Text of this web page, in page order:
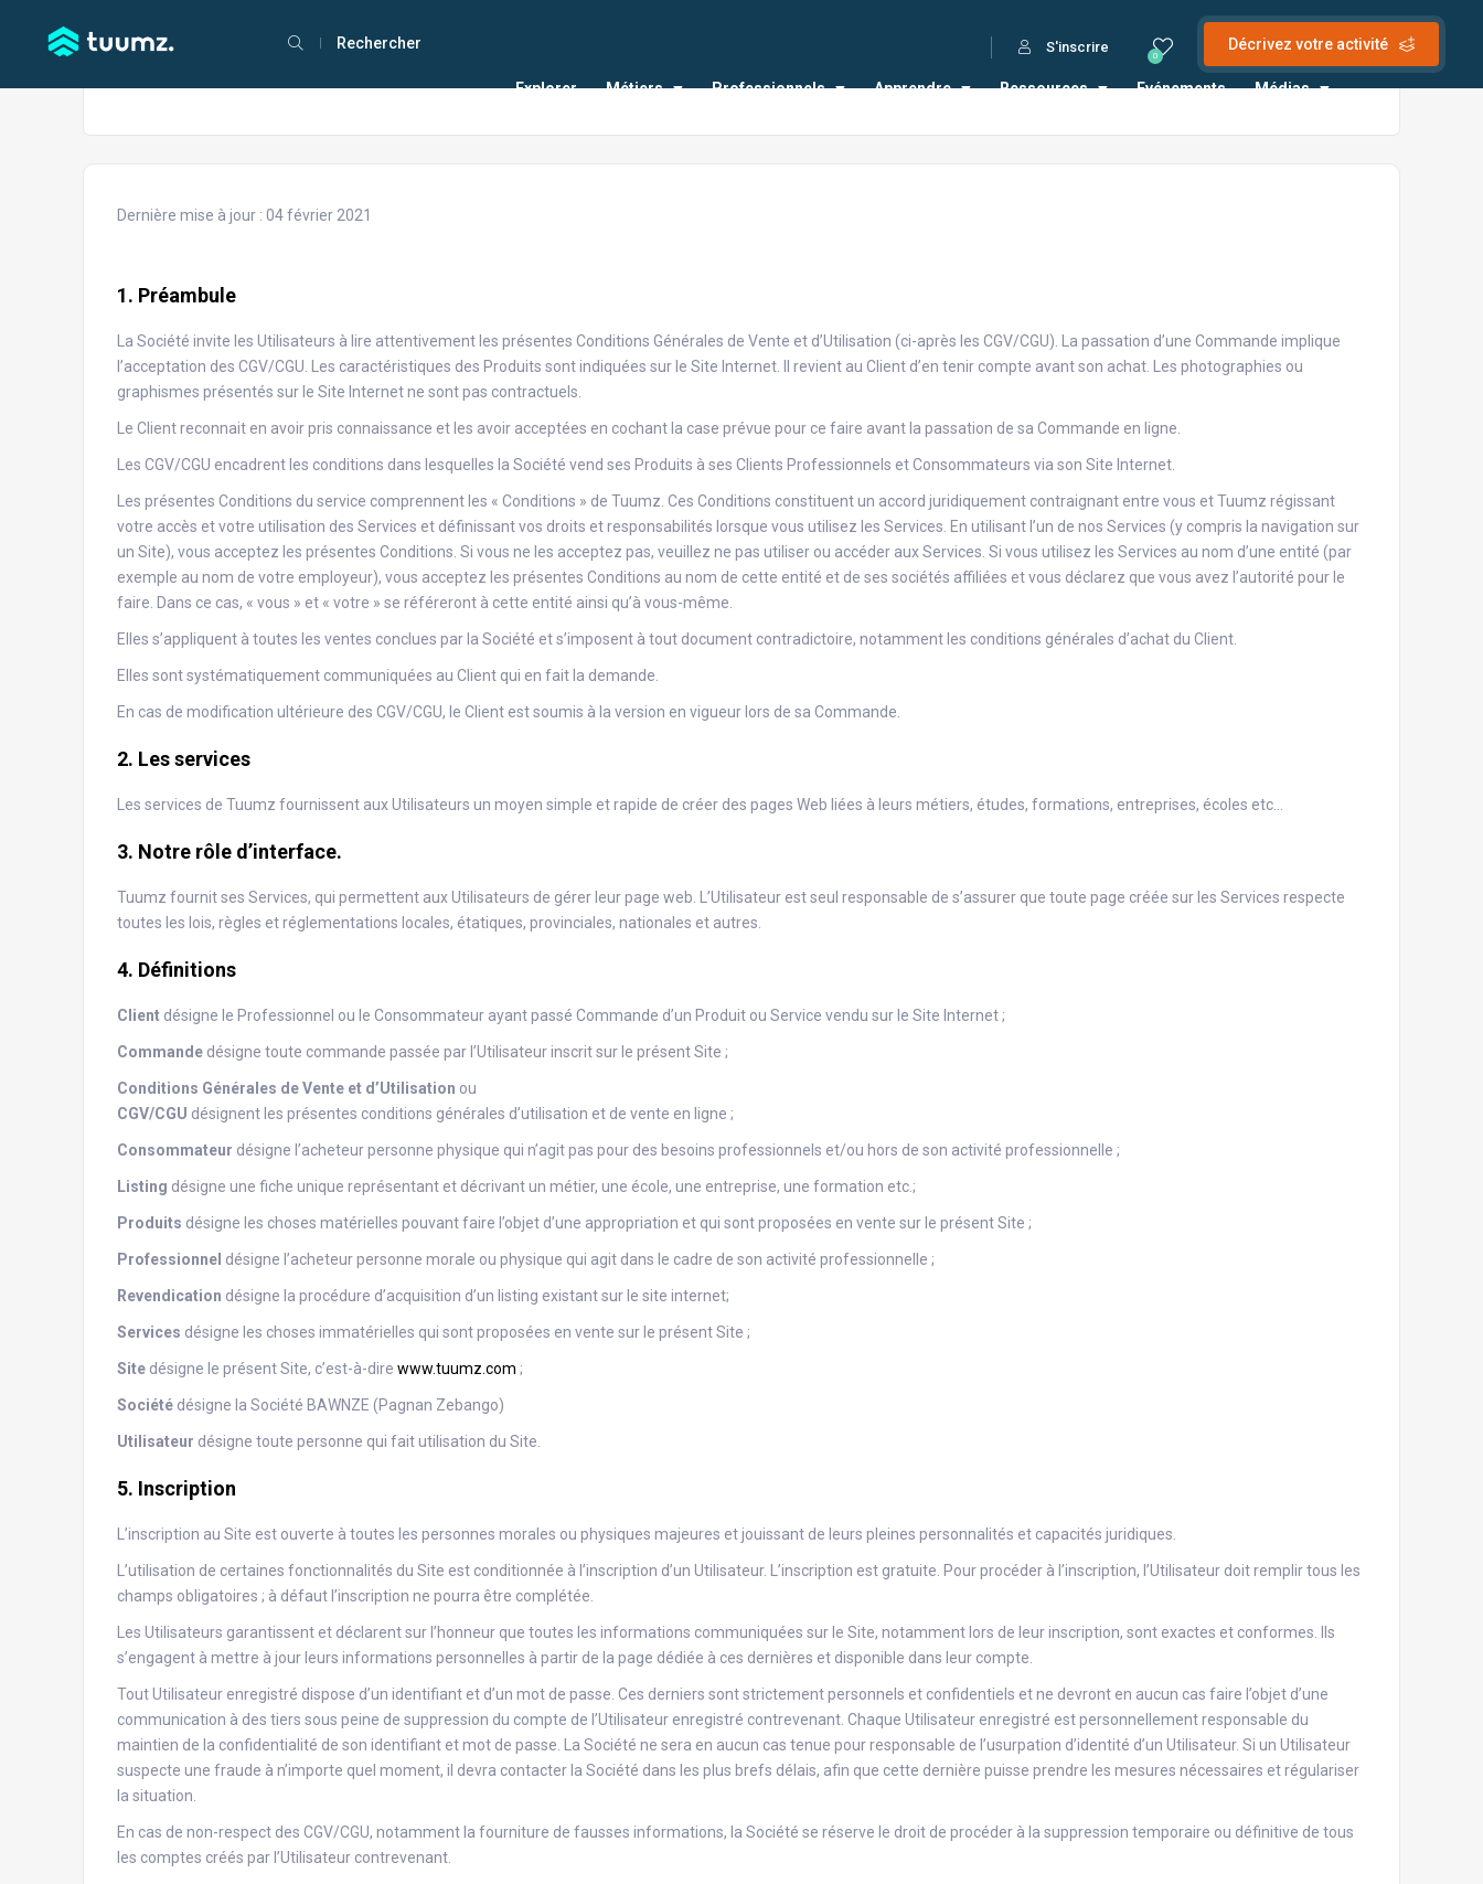
Rechercher Décrivez votre activité
0
S'inscrire
Explorer Métiers Professionnels Apprendre Ressources Evénements Médias
Dernière mise à jour : 04 février 2021
1. Préambule
La Société invite les Utilisateurs à lire attentivement les présentes Conditions Générales de Vente et d’Utilisation (ci-après les CGV/CGU). La passation d’une Commande implique
l’acceptation des CGV/CGU. Les caractéristiques des Produits sont indiquées sur le Site Internet. Il revient au Client d’en tenir compte avant son achat. Les photographies ou
graphismes présentés sur le Site Internet ne sont pas contractuels.
Le Client reconnait en avoir pris connaissance et les avoir acceptées en cochant la case prévue pour ce faire avant la passation de sa Commande en ligne.
Les CGV/CGU encadrent les conditions dans lesquelles la Société vend ses Produits à ses Clients Professionnels et Consommateurs via son Site Internet.
Les présentes Conditions du service comprennent les « Conditions » de Tuumz. Ces Conditions constituent un accord juridiquement contraignant entre vous et Tuumz régissant
votre accès et votre utilisation des Services et définissant vos droits et responsabilités lorsque vous utilisez les Services. En utilisant l’un de nos Services (y compris la navigation sur
un Site), vous acceptez les présentes Conditions. Si vous ne les acceptez pas, veuillez ne pas utiliser ou accéder aux Services. Si vous utilisez les Services au nom d’une entité (par
exemple au nom de votre employeur), vous acceptez les présentes Conditions au nom de cette entité et de ses sociétés affiliées et vous déclarez que vous avez l’autorité pour le
faire. Dans ce cas, « vous » et « votre » se référeront à cette entité ainsi qu’à vous-même.
Elles s’appliquent à toutes les ventes conclues par la Société et s’imposent à tout document contradictoire, notamment les conditions générales d’achat du Client.
Elles sont systématiquement communiquées au Client qui en fait la demande.
En cas de modification ultérieure des CGV/CGU, le Client est soumis à la version en vigueur lors de sa Commande.
2. Les services
Les services de Tuumz fournissent aux Utilisateurs un moyen simple et rapide de créer des pages Web liées à leurs métiers, études, formations, entreprises, écoles etc…
3. Notre rôle d’interface.
Tuumz fournit ses Services, qui permettent aux Utilisateurs de gérer leur page web. L’Utilisateur est seul responsable de s’assurer que toute page créée sur les Services respecte
toutes les lois, règles et réglementations locales, étatiques, provinciales, nationales et autres.
4. Définitions
Client désigne le Professionnel ou le Consommateur ayant passé Commande d’un Produit ou Service vendu sur le Site Internet ;
Commande désigne toute commande passée par l’Utilisateur inscrit sur le présent Site ;
Conditions Générales de Vente et d’Utilisation ou
CGV/CGU désignent les présentes conditions générales d’utilisation et de vente en ligne ;
Consommateur désigne l’acheteur personne physique qui n’agit pas pour des besoins professionnels et/ou hors de son activité professionnelle ;
Listing désigne une fiche unique représentant et décrivant un métier, une école, une entreprise, une formation etc.;
Produits désigne les choses matérielles pouvant faire l’objet d’une appropriation et qui sont proposées en vente sur le présent Site ;
Professionnel désigne l’acheteur personne morale ou physique qui agit dans le cadre de son activité professionnelle ;
Revendication désigne la procédure d’acquisition d’un listing existant sur le site internet;
Services désigne les choses immatérielles qui sont proposées en vente sur le présent Site ;
Site désigne le présent Site, c’est-à-dire www.tuumz.com ;
Société désigne la Société BAWNZE (Pagnan Zebango)
Utilisateur désigne toute personne qui fait utilisation du Site.
5. Inscription
L’inscription au Site est ouverte à toutes les personnes morales ou physiques majeures et jouissant de leurs pleines personnalités et capacités juridiques.
L’utilisation de certaines fonctionnalités du Site est conditionnée à l’inscription d’un Utilisateur. L’inscription est gratuite. Pour procéder à l’inscription, l’Utilisateur doit remplir tous les
champs obligatoires ; à défaut l’inscription ne pourra être complétée.
Les Utilisateurs garantissent et déclarent sur l’honneur que toutes les informations communiquées sur le Site, notamment lors de leur inscription, sont exactes et conformes. Ils
s’engagent à mettre à jour leurs informations personnelles à partir de la page dédiée à ces dernières et disponible dans leur compte.
Tout Utilisateur enregistré dispose d’un identifiant et d’un mot de passe. Ces derniers sont strictement personnels et confidentiels et ne devront en aucun cas faire l’objet d’une
communication à des tiers sous peine de suppression du compte de l’Utilisateur enregistré contrevenant. Chaque Utilisateur enregistré est personnellement responsable du
maintien de la confidentialité de son identifiant et mot de passe. La Société ne sera en aucun cas tenue pour responsable de l’usurpation d’identité d’un Utilisateur. Si un Utilisateur
suspecte une fraude à n’importe quel moment, il devra contacter la Société dans les plus brefs délais, afin que cette dernière puisse prendre les mesures nécessaires et régulariser
la situation.
En cas de non-respect des CGV/CGU, notamment la fourniture de fausses informations, la Société se réserve le droit de procéder à la suppression temporaire ou définitive de tous
les comptes créés par l’Utilisateur contrevenant.